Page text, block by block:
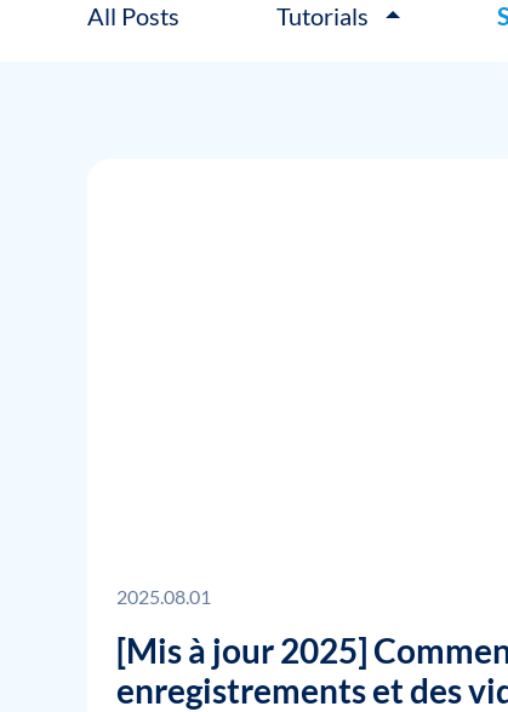
All Posts Tutorials
2025.08.01
[Mis à jour 2025]
enregistrements et des